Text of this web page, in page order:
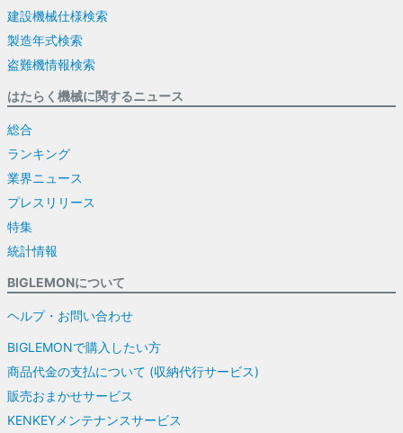
建設機械仕様検索
製造年式検索
盗難機情報検索
はたらく機械に関するニュース
総合
ランキング
業界ニュース
プレスリリース
特集
統計情報
BIGLEMONについて
ヘルプ・お問い合わせ
BIGLEMONで購入したい方
商品代金の支払について (収納代行サービス)
販売おまかせサービス
KENKEYメンテナンスサービス